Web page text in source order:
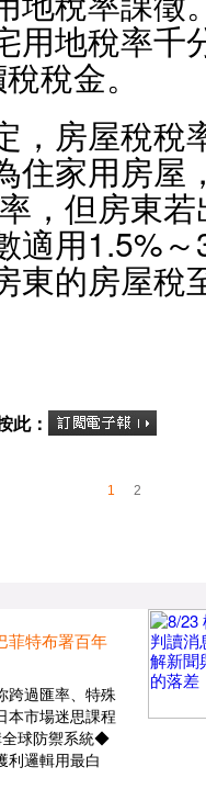
用地稅率千
稅金。
，房屋稅稅
住家用房屋
，但房東
適用1.5%
東的房屋稅
此：
1 2
菲特布署百年
跨過匯率、特殊
本市場迷思課程
球防禦系統◆
利邏輯用最白